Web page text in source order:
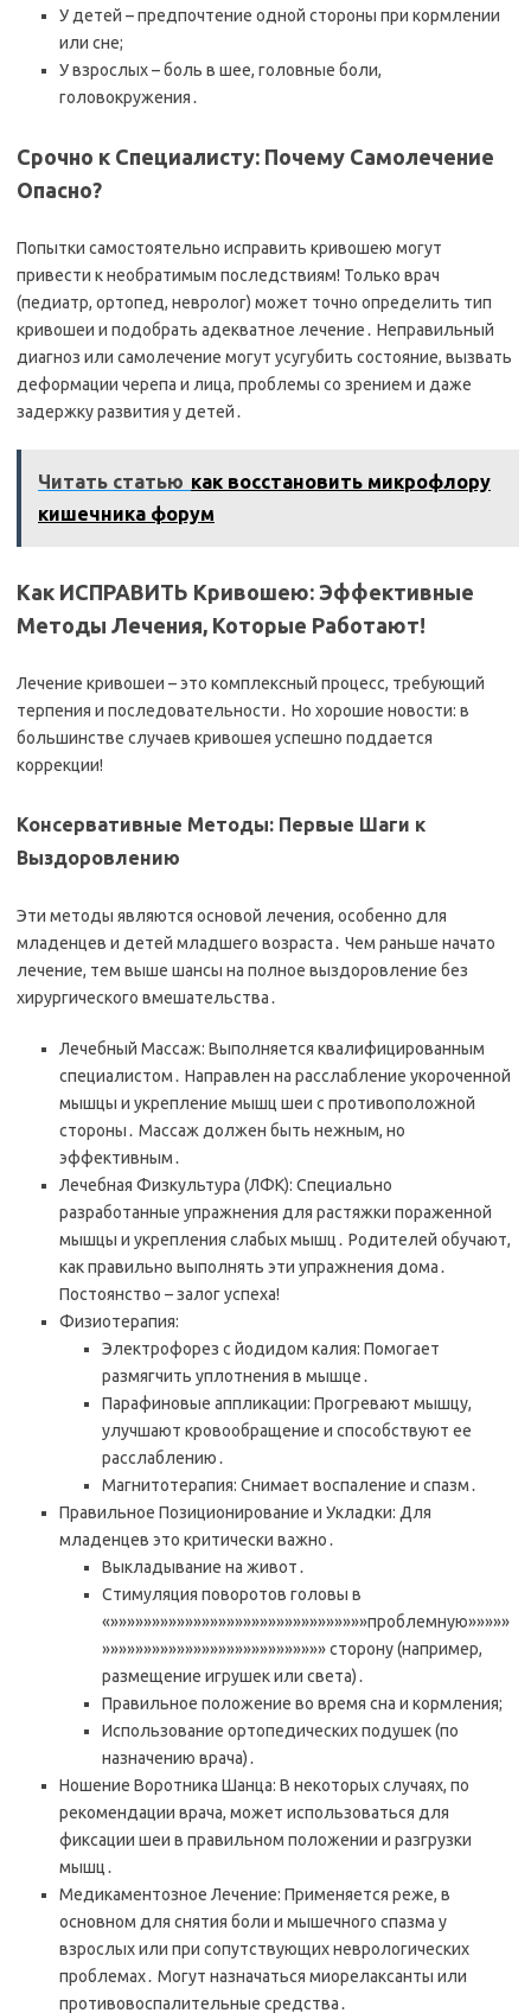
У детей – предпочтение одной стороны при кормлении
или сне;
У взрослых – боль в шее, головные боли,
головокружения․
Срочно к Специалисту: Почему Самолечение
Опасно?
Попытки самостоятельно исправить кривошею могут
привести к необратимым последствиям! Только врач
(педиатр, ортопед, невролог) может точно определить тип
кривошеи и подобрать адекватное лечение․ Неправильный
диагноз или самолечение могут усугубить состояние, вызвать
деформации черепа и лица, проблемы со зрением и даже
задержку развития у детей․
Читать статью как восстановить микрофлору
кишечника форум
Как ИСПРАВИТЬ Кривошею: Эффективные
Методы Лечения, Которые Работают!
Лечение кривошеи – это комплексный процесс, требующий
терпения и последовательности․ Но хорошие новости: в
большинстве случаев кривошея успешно поддается
коррекции!
Консервативные Методы: Первые Шаги к
Выздоровлению
Эти методы являются основой лечения, особенно для
младенцев и детей младшего возраста․ Чем раньше начато
лечение, тем выше шансы на полное выздоровление без
хирургического вмешательства․
Лечебный Массаж: Выполняется квалифицированным
специалистом․ Направлен на расслабление укороченной
мышцы и укрепление мышц шеи с противоположной
стороны․ Массаж должен быть нежным, но
эффективным․
Лечебная Физкультура (ЛФК): Специально
разработанные упражнения для растяжки пораженной
мышцы и укрепления слабых мышц․ Родителей обучают,
как правильно выполнять эти упражнения дома․
Постоянство – залог успеха!
Физиотерапия:
Электрофорез с йодидом калия: Помогает
размягчить уплотнения в мышце․
Парафиновые аппликации: Прогревают мышцу,
улучшают кровообращение и способствуют ее
расслаблению․
Магнитотерапия: Снимает воспаление и спазм․
Правильное Позиционирование и Укладки: Для
младенцев это критически важно․
Выкладывание на живот․
Стимуляция поворотов головы в
«»»»»»»»»»»»»»»»»»»»»»»»»»»»»»»»проблемную»»»»»
»»»»»»»»»»»»»»»»»»»»»»»»»»» сторону (например,
размещение игрушек или света)․
Правильное положение во время сна и кормления;
Использование ортопедических подушек (по
назначению врача)․
Ношение Воротника Шанца: В некоторых случаях, по
рекомендации врача, может использоваться для
фиксации шеи в правильном положении и разгрузки
мышц․
Медикаментозное Лечение: Применяется реже, в
основном для снятия боли и мышечного спазма у
взрослых или при сопутствующих неврологических
проблемах․ Могут назначаться миорелаксанты или
противовоспалительные средства․